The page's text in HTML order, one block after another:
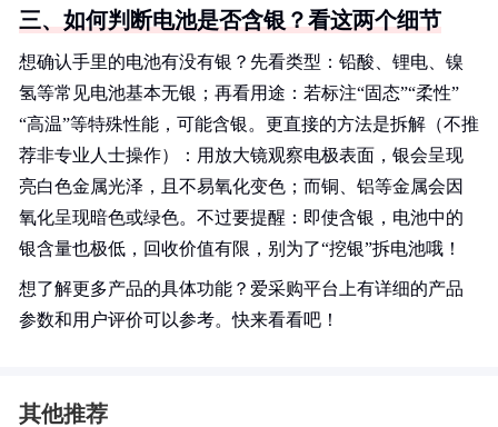
三、如何判断电池是否含银？看这两个细节
想确认手里的电池有没有银？先看类型：铅酸、锂电、镍
氢等常见电池基本无银；再看用途：若标注“固态”“柔性”
“高温”等特殊性能，可能含银。更直接的方法是拆解（不推
荐非专业人士操作）：用放大镜观察电极表面，银会呈现
亮白色金属光泽，且不易氧化变色；而铜、铝等金属会因
氧化呈现暗色或绿色。不过要提醒：即使含银，电池中的
银含量也极低，回收价值有限，别为了“挖银”拆电池哦！
想了解更多产品的具体功能？爱采购平台上有详细的产品
参数和用户评价可以参考。快来看看吧！
其他推荐